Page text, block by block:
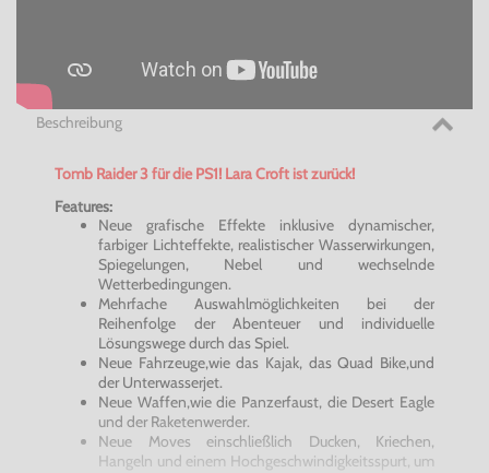
Beschreibung
Tomb Raider 3 für die PS1! Lara Croft ist zurück!
Features:
Neue grafische Effekte inklusive dynamischer,
farbiger Lichteffekte, realistischer Wasserwirkungen,
Spiegelungen, Nebel und wechselnde
Wetterbedingungen.
Mehrfache Auswahlmöglichkeiten bei der
Reihenfolge der Abenteuer und individuelle
Lösungswege durch das Spiel.
Neue Fahrzeuge,wie das Kajak, das Quad Bike,und
der Unterwasserjet.
Neue Waffen,wie die Panzerfaust, die Desert Eagle
und der Raketenwerder.
Neue Moves einschließlich Ducken, Kriechen,
Hangeln und einem Hochgeschwindigkeitsspurt, um